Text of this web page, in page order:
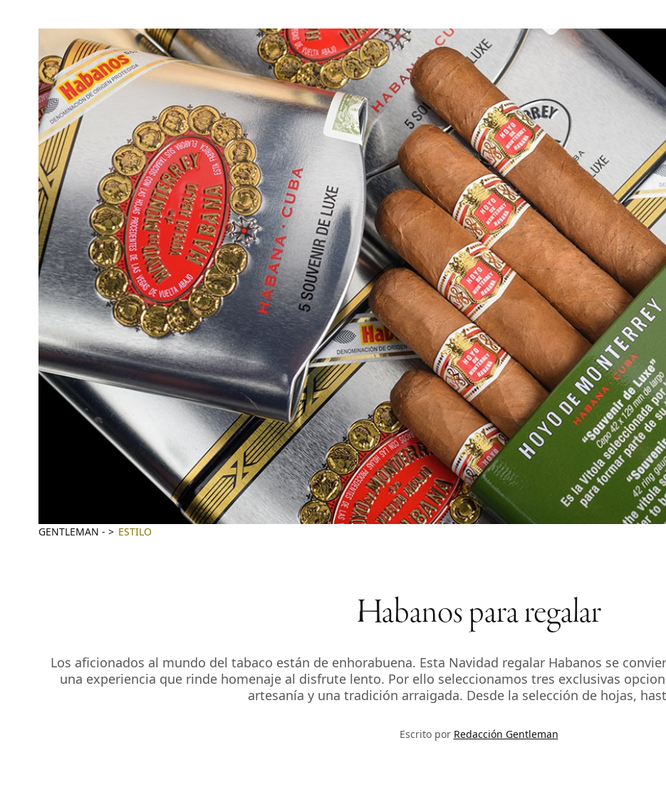
GENTLEMAN - ESTILO
Habanos para regalar
Los aficionados al mundo del tabaco están de enhorabuena. Esta Navidad regalar Habanos se
una experiencia que rinde homenaje al disfrute lento. Por ello seleccionamos tres exclusivas
artesanía y una tradición arraigada. Desde la selección de hojas,
Escrito por Redacción Gentleman